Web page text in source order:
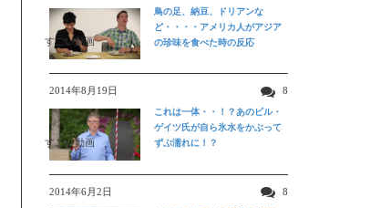
すごい動画
鳥の足、納豆、ドリアンな
ど・・・・アメリカ人がアジア
の珍味を食べた時の反応
2014年8月19日 8
すごい動画
これは一体・・！？あのビル・
ゲイツ氏が自ら氷水をかぶって
ずぶ濡れに！？
2014年6月2日 8